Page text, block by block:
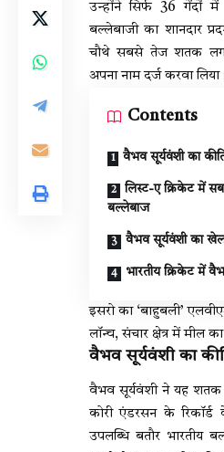
उन्होंने सिर्फ 36 गेंदों
बल्लेबाजी का शानदार
चौथे सबसे तेज शतक
अपना नाम दर्ज करवा
Contents
वैभव सूर्यवंशी का
लिस्ट-ए क्रिकेट में
बल्लेबाज
वैभव सूर्यवंशी का
भारतीय क्रिकेट में
इसरो का ‘बाहुबली’
लॉन्च, संचार क्षेत्र में मील
वैभव सूर्यवंशी का
वैभव सूर्यवंशी ने यह
कोरी एंडरसन के
उपलब्धि बतौर भारतीय